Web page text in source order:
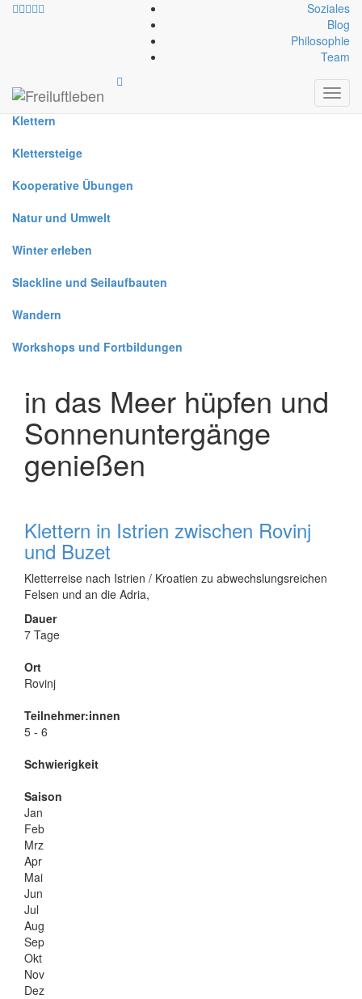
Soziales
Blog
Philosophie
Team
Canyoning
Klettern
Klettersteige
Kooperative Übungen
Natur und Umwelt
Winter erleben
Slackline und Seilaufbauten
Wandern
Workshops und Fortbildungen
in das Meer hüpfen und
Sonnenuntergänge
genießen
Klettern in Istrien zwischen Rovinj
und Buzet
Kletterreise nach Istrien / Kroatien zu abwechslungsreichen
Felsen und an die Adria,
Dauer
7 Tage
Ort
Rovinj
Teilnehmer:innen
5 - 6
Schwierigkeit
Saison
Jan
Feb
Mrz
Apr
Mai
Jun
Jul
Aug
Sep
Okt
Nov
Dez